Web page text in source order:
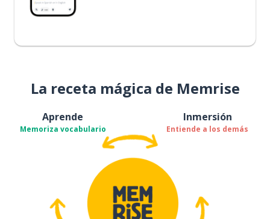
La receta mágica de Memrise
Aprende
Memoriza vocabulario
Inmersión
Entiende a los demás